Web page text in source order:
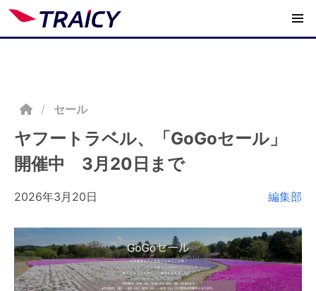
/ セール
ヤフートラベル、「GoGoセール」
開催中 3月20日まで
2026年3月20日 編集部